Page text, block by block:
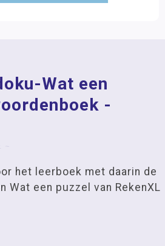
Wat een
-
het leerboek met daarin de
Wat een puzzel van RekenXL